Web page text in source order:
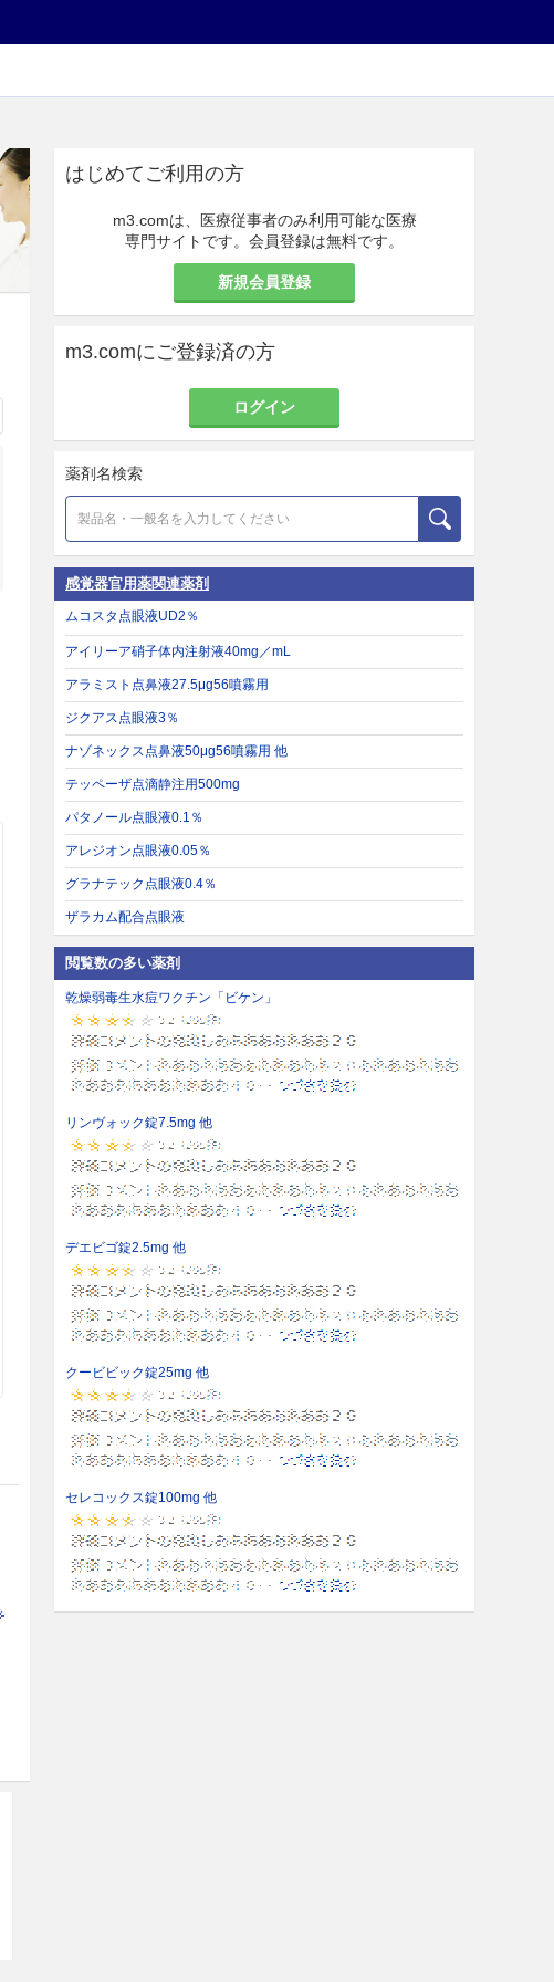
はじめてご利用の方
m3.comは、医療従事者のみ利用可能な医療
専門サイトです。会員登録は無料です。
新規会員登録
m3.comにご登録済の方
ログイン
薬剤名検索
感覚器官用薬関連薬剤
ムコスタ点眼液UD2％
アイリーア硝子体内注射液40mg／mL
アラミスト点鼻液27.5μg56噴霧用
ジクアス点眼液3％
ナゾネックス点鼻液50μg56噴霧用 他
テッペーザ点滴静注用500mg
パタノール点眼液0.1％
アレジオン点眼液0.05％
グラナテック点眼液0.4％
ザラカム配合点眼液
閲覧数の多い薬剤
乾燥弱毒生水痘ワクチン「ビケン」
リンヴォック錠7.5mg 他
デエビゴ錠2.5mg 他
クービビック錠25mg 他
セレコックス錠100mg 他